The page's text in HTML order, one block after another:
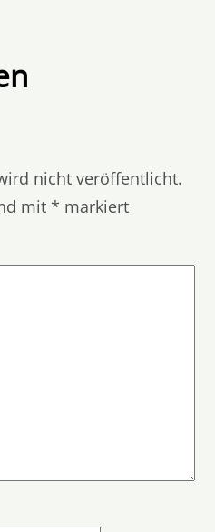
nicht veröffentlicht.
mit* markiert